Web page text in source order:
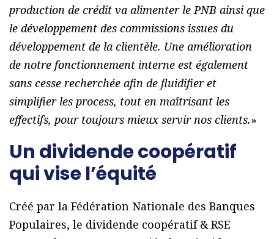
production de crédit va alimenter le PNB ainsi que
le développement des commissions issues du
développement de la clientèle. Une amélioration
de notre fonctionnement interne est également
sans cesse recherchée afin de fluidifier et
simplifier les process, tout en maîtrisant les
effectifs, pour toujours mieux servir nos clients.»
Un dividende coopératif
qui vise l’équité
Créé par la Fédération Nationale des Banques
Populaires, le dividende coopératif & RSE